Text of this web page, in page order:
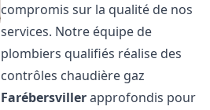
compromis sur la qualité de nos
services. Notre équipe de
plombiers qualifiés réalise des
contrôles chaudière gaz
Farébersvillerapprofondis pour